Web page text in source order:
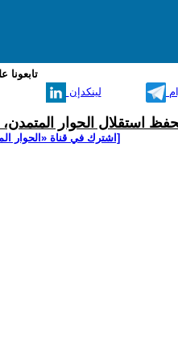
تابعونا
لينكدإن
استقلال الحوار
[اشترك في قناة ‫«الحوار